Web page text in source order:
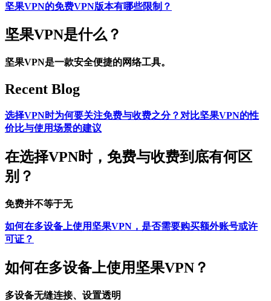
坚果VPN的免费VPN版本有哪些限制？
坚果VPN是什么？
坚果VPN是一款安全便捷的网络工具。
Recent Blog
选择VPN时为何要关注免费与收费之分？对比坚果VPN的性
价比与使用场景的建议
在选择VPN时，免费与收费到底有何区
别？
免费并不等于无
如何在多设备上使用坚果VPN，是否需要购买额外账号或许
可证？
如何在多设备上使用坚果VPN？
多设备无缝连接、设置透明